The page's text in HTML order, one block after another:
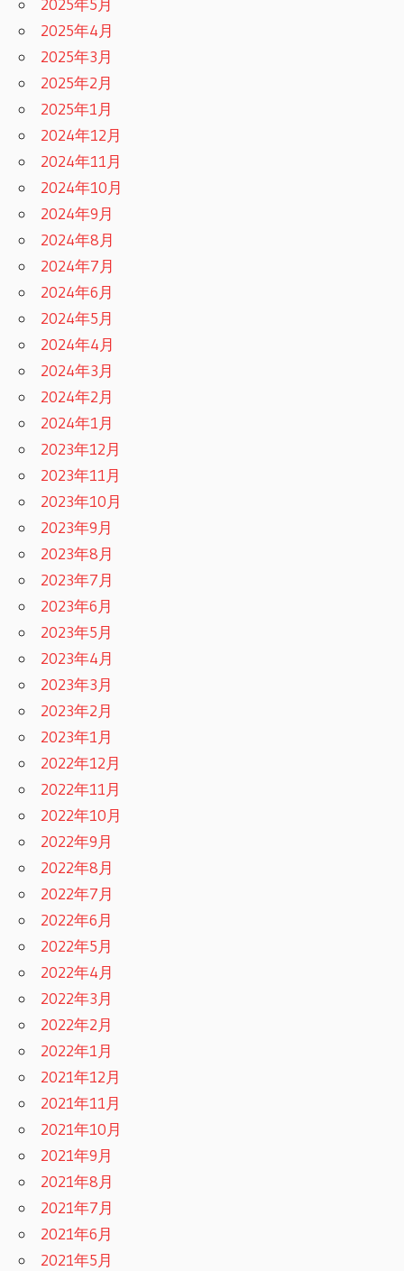
2025年5月
2025年4月
2025年3月
2025年2月
2025年1月
2024年12月
2024年11月
2024年10月
2024年9月
2024年8月
2024年7月
2024年6月
2024年5月
2024年4月
2024年3月
2024年2月
2024年1月
2023年12月
2023年11月
2023年10月
2023年9月
2023年8月
2023年7月
2023年6月
2023年5月
2023年4月
2023年3月
2023年2月
2023年1月
2022年12月
2022年11月
2022年10月
2022年9月
2022年8月
2022年7月
2022年6月
2022年5月
2022年4月
2022年3月
2022年2月
2022年1月
2021年12月
2021年11月
2021年10月
2021年9月
2021年8月
2021年7月
2021年6月
2021年5月